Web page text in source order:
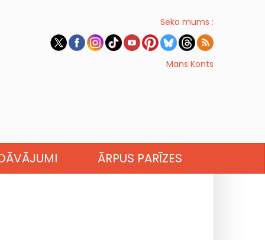
Seko mums :
Mans Konts
ĀRPUS PARĪZES